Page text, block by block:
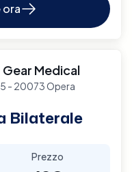
ora
Medical
- 20073 Opera
Bilaterale
Prezzo